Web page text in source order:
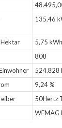
135,46
5,75
808
524.828
9,24 %
50Hertz
WEMAG